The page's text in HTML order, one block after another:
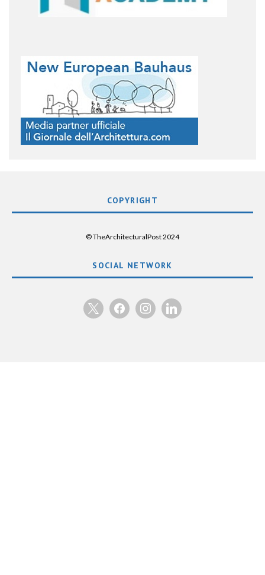
COPYRIGHT
© TheArchitecturalPost 2024
SOCIAL NETWORK
x facebookinstagramlinkedin